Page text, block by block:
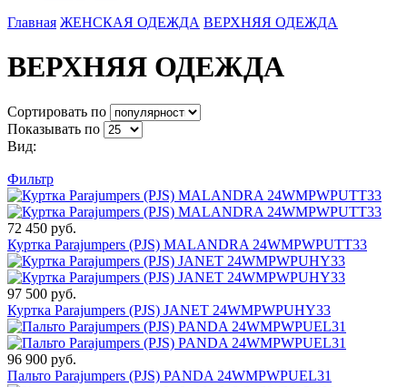
Главная ЖЕНСКАЯ ОДЕЖДА ВЕРХНЯЯ ОДЕЖДА
ВЕРХНЯЯ ОДЕЖДА
Сортировать по
Показывать по
Вид:
Фильтр
72 450 руб.
Куртка Parajumpers (PJS) MALANDRA 24WMPWPUTT33
97 500 руб.
Куртка Parajumpers (PJS) JANET 24WMPWPUHY33
96 900 руб.
Пальто Parajumpers (PJS) PANDA 24WMPWPUEL31